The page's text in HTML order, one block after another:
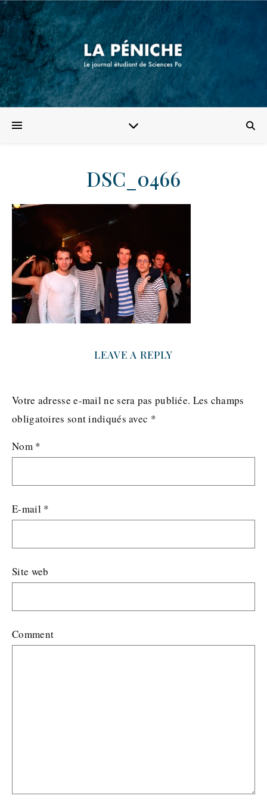
DSC_0466
LEAVE A REPLY
Votre adresse e-mail ne sera pas publiée. Les champs
obligatoires sont indiqués avec *
Nom *
E-mail *
Site web
Comment